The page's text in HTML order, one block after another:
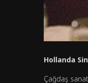
Hollanda
Çağdaş